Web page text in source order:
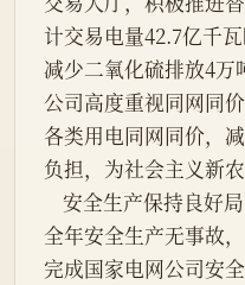
计交易电量42.7亿千
减少二氧化硫排放4万
公司高度重视同网同
各类用电同网同价，
负担，为社会主义新
全年安全生产无事故
完成国家电网公司安